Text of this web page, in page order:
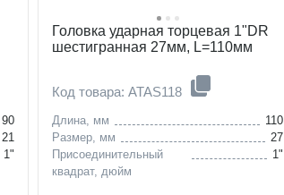
90
21
1"
Головка ударная торцевая 1"DR
шестигранная 27мм, L=110мм
Код товара: ATAS118
Длина, мм
110
Размер, мм
27
Присоединительный
квадрат, дюйм
1"